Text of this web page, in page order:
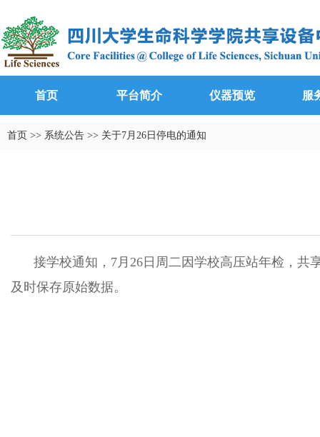
首页 平台简介 仪器预览 服
首页 >> 系统公告 >> 关于7月26日停电的通知
接学校通知，7月26日周二因学校高压站年检，共
及时保存原始数据。